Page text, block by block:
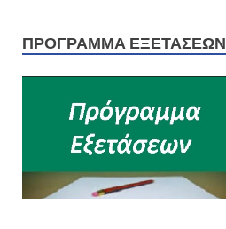
ΠΡΌΓΡΑΜΜΑ ΕΞΕΤΆΣΕΩΝ